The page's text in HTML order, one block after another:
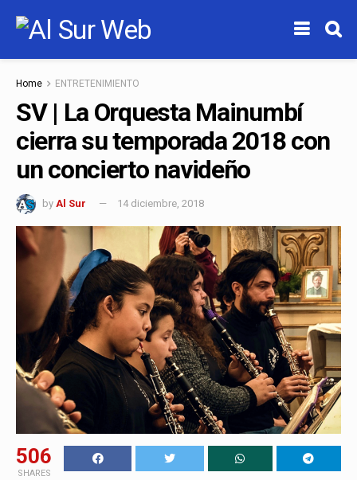
Home ENTRETENIMIENTO
SV | La Orquesta Mainumbí
cierra su temporada 2018 con
un concierto navideño
by Al Sur 14 diciembre, 2018
506
SHARES